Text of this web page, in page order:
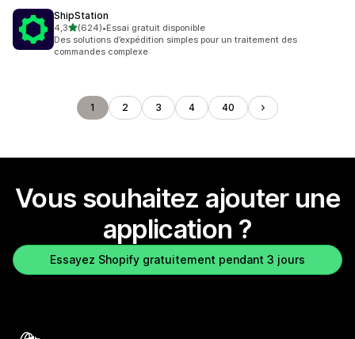
ShipStation
4,3étoile(s) sur 5
(624)
624 avis au total
•Essai gratuit disponible
Des solutions d’expédition simples pour un traitement des
commandes complexe
1 2 3 4 40
Vous souhaitez ajouter une
application ?
Essayez Shopify gratuitement pendant 3 jours